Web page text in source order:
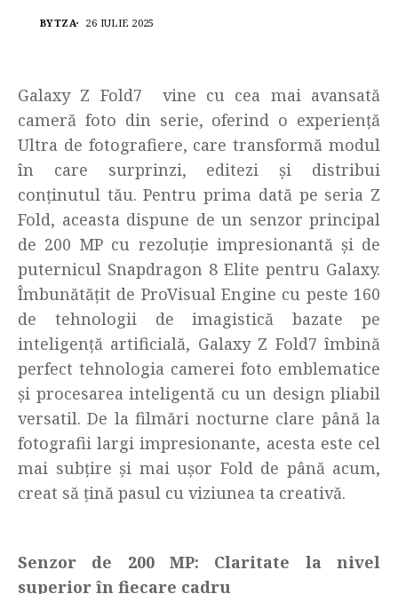
BYTZA 26 IULIE 2025
Galaxy Z Fold7 vine cu cea mai avansată
cameră foto din serie, oferind o experiență
Ultra de fotografiere, care transformă modul
în care surprinzi, editezi și distribui
conținutul tău. Pentru prima dată pe seria Z
Fold, aceasta dispune de un senzor principal
de 200 MP cu rezoluție impresionantă și de
puternicul Snapdragon 8 Elite pentru Galaxy.
Îmbunătățit de ProVisual Engine cu peste 160
de tehnologii de imagistică bazate pe
inteligență artificială, Galaxy Z Fold7 îmbină
perfect tehnologia camerei foto emblematice
și procesarea inteligentă cu un design pliabil
versatil. De la filmări nocturne clare până la
fotografii largi impresionante, acesta este cel
mai subțire și mai ușor Fold de până acum,
creat să țină pasul cu viziunea ta creativă.
Senzor de 200 MP: Claritate la nivel
superior în fiecare cadru